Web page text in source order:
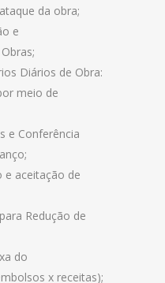
da obra;
e
Diários de Obra:
meio de
e Conferência
e aceitação de
Redução de
do
x receitas);